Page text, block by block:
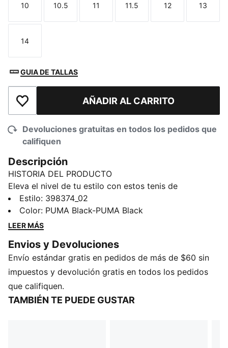
Talla
10
Talla
10.5
Talla
11
Talla
11.5
Talla
12
Talla
13
Talla
14
GUIA DE TALLAS
Añadir a la lista de deseosAÑADIR AL CARRITO
Devoluciones gratuitas en todos los pedidos que
califiquen
Descripción
HISTORIA DEL PRODUCTO
Eleva el nivel de tu estilo con estos tenis de
inspiración retro, que le rinden homenaje al tenista
argentino Guillermo Vilas. Con cubierta sintética,
detalle de perforaciones y la marca PUMA en
tradición con estilo moderno. El interior en tejido de
malla y la plantilla Ortholite® garantizan respirabilidad
y comodidad para todo el día.
DETALLES
Cubierta sintética
Estilo: 398374_02
Color: PUMA Black-PUMA Black
LEER MÁS
Envios y Devoluciones
Envío estándar gratis en pedidos de más de $60 sin
impuestos y devolución gratis en todos los pedidos
que califiquen.
TAMBIÉN TE PUEDE GUSTAR